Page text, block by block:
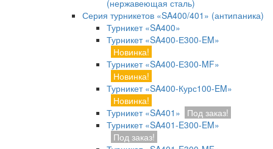
(нержавеющая сталь)
Серия турникетов «SA400/401» (антипаника)
Турникет «SA400»
Турникет «SA400-Е300-EM»
Новинка!
Турникет «SA400-Е300-MF»
Новинка!
Турникет «SA400-Курс100-EM»
Новинка!
Турникет «SA401»
Под заказ!
Турникет «SA401-E300-EM»
Под заказ!